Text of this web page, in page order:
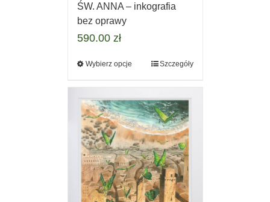
ŚW. ANNA – inkografia
bez oprawy
590.00 zł
Wybierz opcje Szczegóły